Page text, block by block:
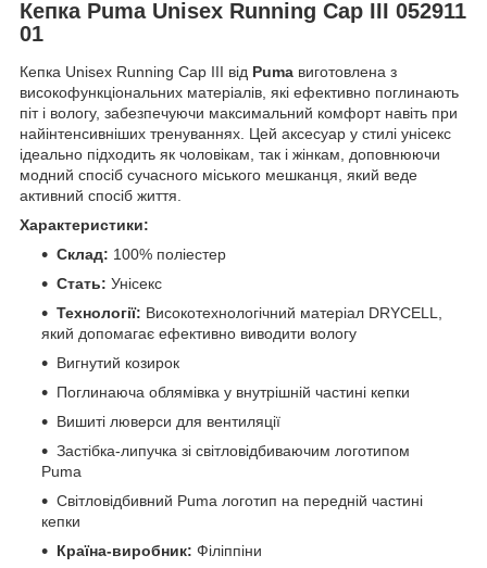
Кепка Puma Unisex Running Cap III 052911
01
Кепка Unisex Running Cap III від Puma виготовлена ​​з
високофункціональних матеріалів, які ефективно поглинають
піт і вологу, забезпечуючи максимальний комфорт навіть при
найінтенсивніших тренуваннях. Цей аксесуар у стилі унісекс
ідеально підходить як чоловікам, так і жінкам, доповнюючи
модний спосіб сучасного міського мешканця, який веде
активний спосіб життя.
Характеристики:
Склад: 100% поліестер
Стать: Унісекс
Технології: Високотехнологічний матеріал DRYCELL,
який допомагає ефективно виводити вологу
Вигнутий козирок
Поглинаюча облямівка у внутрішній частині кепки
Вишиті люверси для вентиляції
Застібка-липучка зі світловідбиваючим логотипом
Puma
Світловідбивний Puma логотип на передній частині
кепки
Країна-виробник: Філіппіни